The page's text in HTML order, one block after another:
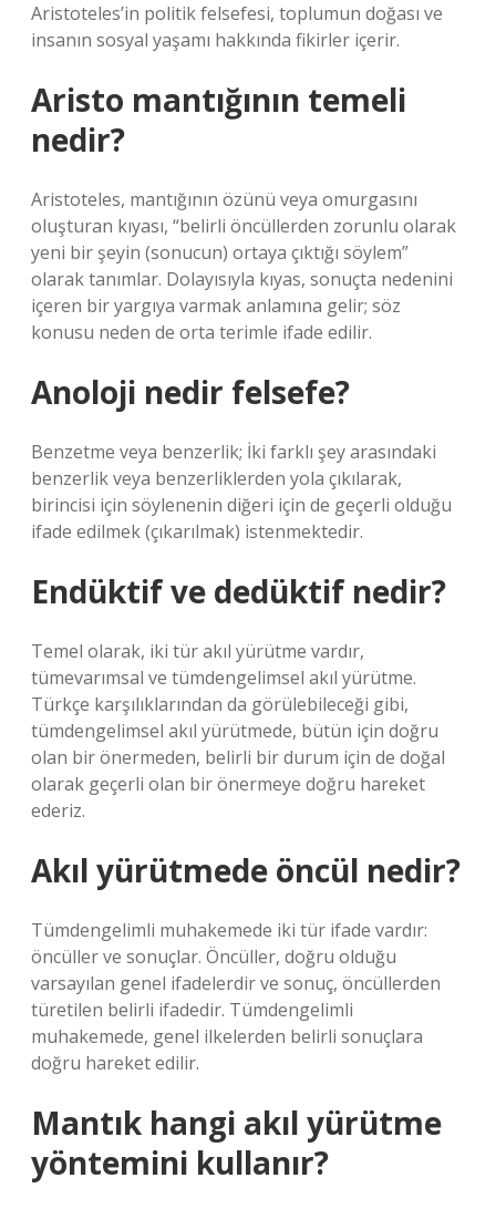
Aristoteles’in politik felsefesi, toplumun doğası ve
insanın sosyal yaşamı hakkında fikirler içerir.
Aristo mantığının temeli
nedir?
Aristoteles, mantığının özünü veya omurgasını
oluşturan kıyası, “belirli öncüllerden zorunlu olarak
yeni bir şeyin (sonucun) ortaya çıktığı söylem”
olarak tanımlar. Dolayısıyla kıyas, sonuçta nedenini
içeren bir yargıya varmak anlamına gelir; söz
konusu neden de orta terimle ifade edilir.
Anoloji nedir felsefe?
Benzetme veya benzerlik; İki farklı şey arasındaki
benzerlik veya benzerliklerden yola çıkılarak,
birincisi için söylenenin diğeri için de geçerli olduğu
ifade edilmek (çıkarılmak) istenmektedir.
Endüktif ve dedüktif nedir?
Temel olarak, iki tür akıl yürütme vardır,
tümevarımsal ve tümdengelimsel akıl yürütme.
Türkçe karşılıklarından da görülebileceği gibi,
tümdengelimsel akıl yürütmede, bütün için doğru
olan bir önermeden, belirli bir durum için de doğal
olarak geçerli olan bir önermeye doğru hareket
ederiz.
Akıl yürütmede öncül nedir?
Tümdengelimli muhakemede iki tür ifade vardır:
öncüller ve sonuçlar. Öncüller, doğru olduğu
varsayılan genel ifadelerdir ve sonuç, öncüllerden
türetilen belirli ifadedir. Tümdengelimli
muhakemede, genel ilkelerden belirli sonuçlara
doğru hareket edilir.
Mantık hangi akıl yürütme
yöntemini kullanır?